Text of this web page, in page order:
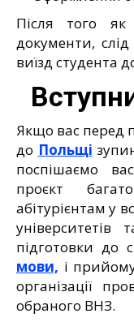
Після того як
документи, слід
виїзд студента
Якщо вас перед
до Польщі
поспішаємо
проєкт
абітурієнтам у
університетів
підготовки до
мови, і
організації
обраного ВНЗ.